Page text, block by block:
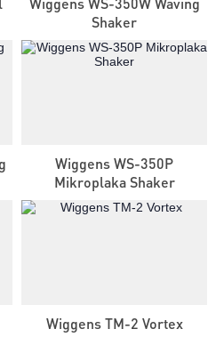
Shaker
Wiggens WS-350P
Mikroplaka Shaker
Wiggens TM-2 Vortex